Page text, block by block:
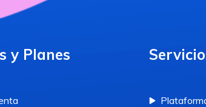
y Planes